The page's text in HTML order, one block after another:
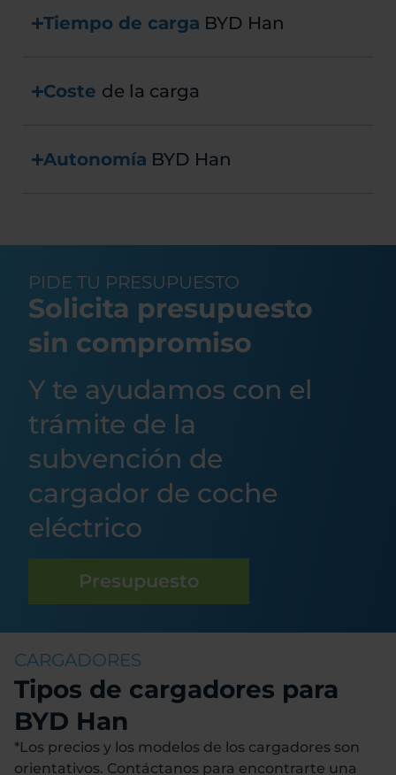
Tiempo de carga BYD Han
Coste de la carga
Autonomía BYD Han
PIDE TU PRESUPUESTO
Solicita presupuesto
sin compromiso
Y te ayudamos con el
trámite de la
subvención de
cargador de coche
eléctrico
Presupuesto
CARGADORES
Tipos de cargadores para
BYD Han
*Los precios y los modelos de los cargadores son
orientativos. Contáctanos para encontrarte una